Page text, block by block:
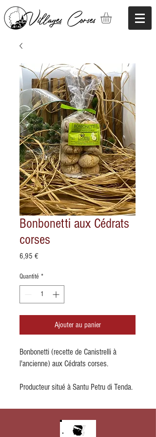
Bonbonetti aux Cédrats
corses
6,95 €Prix
Quantité *
Ajouter au panier
Bonbonetti (recette de Canistrelli à
l'ancienne) aux Cédrats corses.
Producteur situé à Santu Petru di Tenda.